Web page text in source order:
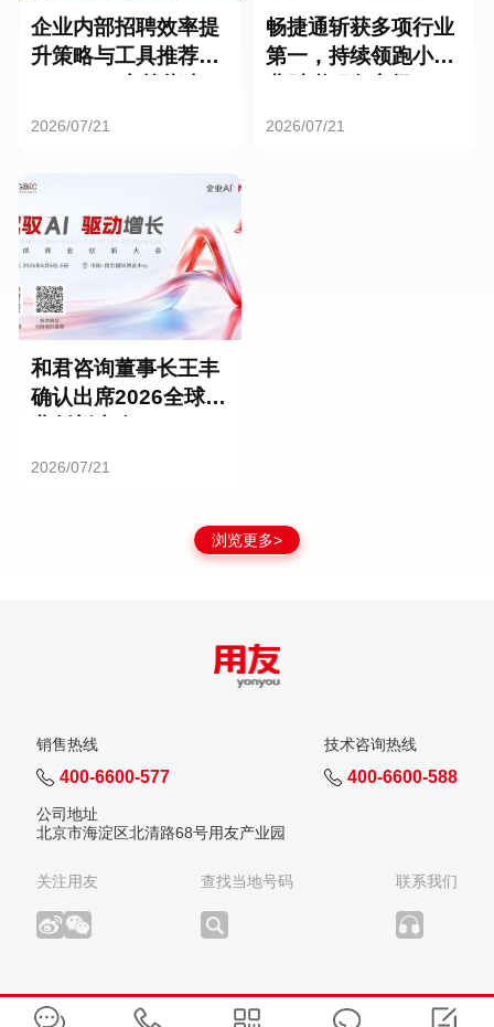
企业内部招聘效率提
升策略与工具推荐：
2026/07/21
畅捷通斩获多项行业
第一，持续领跑小微
2026/07/21
和君咨询董事长王丰
确认出席2026全球商
2026/07/21
浏览更多>
销售热线
400-6600-577
技术咨询热线
400-6600-588
公司地址
北京市海淀区北清路68号用友产业园
关注用友 查找当地号码 联系我们
版权所有：用友网络科技股份有限公司